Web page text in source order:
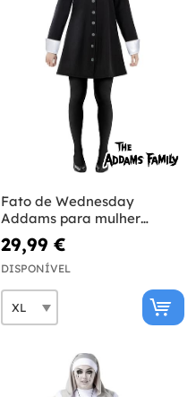
Fato de Wednesday
Addams para mulher
tamanho grande - A
Família Addams
29,99 €
DISPONÍVEL